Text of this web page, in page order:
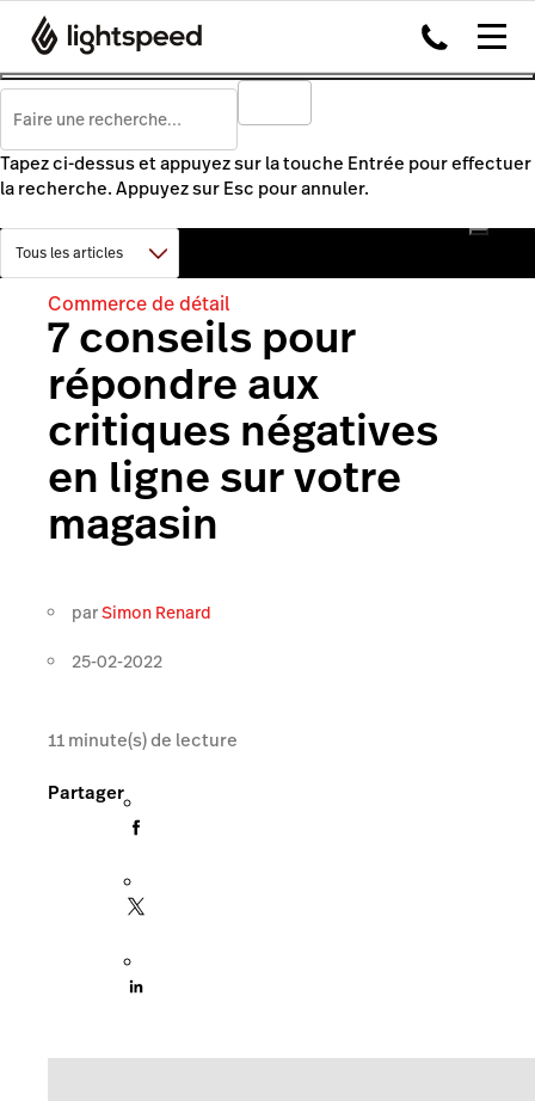
Tapez ci-dessus et appuyez sur la touche Entrée pour effectuer
la recherche. Appuyez sur Esc pour annuler.
Commerce de détail
7 conseils pour
répondre aux
critiques négatives
en ligne sur votre
magasin
parSimon Renard
25-02-2022
11minute(s) de lecture
Partager